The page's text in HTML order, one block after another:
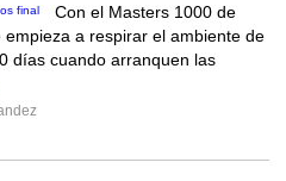
Con el Masters 1000 de
a respirar el ambiente de
días cuando arranquen las